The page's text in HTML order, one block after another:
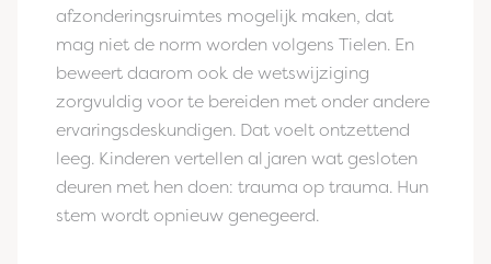
afzonderingsruimtes mogelijk maken, dat
mag niet de norm worden volgens Tielen. En
beweert daarom ook de wetswijziging
zorgvuldig voor te bereiden met onder andere
ervaringsdeskundigen. Dat voelt ontzettend
leeg. Kinderen vertellen al jaren wat gesloten
deuren met hen doen: trauma op trauma. Hun
stem wordt opnieuw genegeerd.